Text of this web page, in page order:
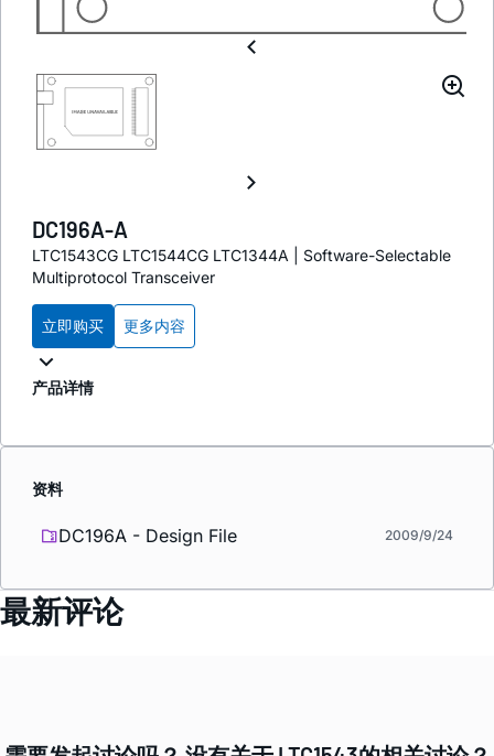
DC196A-A
LTC1543CG LTC1544CG LTC1344A | Software-Selectable
Multiprotocol Transceiver
立即购买 更多内容
产品详情
资料
DC196A - Design File 2009/9/24
最新评论